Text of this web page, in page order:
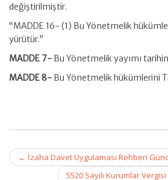
değiştirilmiştir.
“MADDE 16- (1) Bu Yönetmelik
yürütür.”
MADDE 7- Bu Yönetmelik yayımı
MADDE 8- Bu Yönetmelik hükümlerini
Post
navigation
← İzaha Davet Uygulaması Rehberi
5520 Sayılı Kurumlar